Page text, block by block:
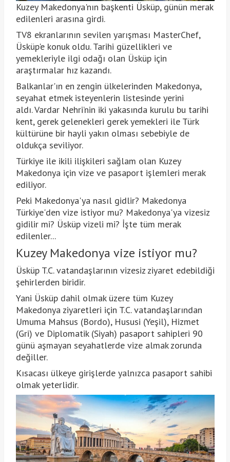
Kuzey Makedonya'nın başkenti Üsküp, günün merak
edilenleri arasına girdi.
TV8 ekranlarının sevilen yarışması MasterChef,
Üsküp'e konuk oldu. Tarihi güzellikleri ve
yemekleriyle ilgi odağı olan Üsküp için
araştırmalar hız kazandı.
Balkanlar'ın en zengin ülkelerinden Makedonya,
seyahat etmek isteyenlerin listesinde yerini
aldı. Vardar Nehri’nin iki yakasında kurulu bu tarihi
kent, gerek gelenekleri gerek yemekleri ile Türk
kültürüne bir hayli yakın olması sebebiyle de
oldukça seviliyor.
Türkiye ile ikili ilişkileri sağlam olan Kuzey
Makedonya için vize ve pasaport işlemleri merak
ediliyor.
Peki Makedonya'ya nasıl gidlir? Makedonya
Türkiye'den vize istiyor mu? Makedonya'ya vizesiz
gidilir mi? Üsküp vizeli mi? İşte tüm merak
edilenler...
Kuzey Makedonya vize istiyor mu?
Üsküp T.C. vatandaşlarının vizesiz ziyaret edebildiği
şehirlerden biridir.
Yani Üsküp dahil olmak üzere tüm Kuzey
Makedonya ziyaretleri için T.C. vatandaşlarından
Umuma Mahsus (Bordo), Hususi (Yeşil), Hizmet
(Gri) ve Diplomatik (Siyah) pasaport sahipleri 90
günü aşmayan seyahatlerde vize almak zorunda
değiller.
Kısacası ülkeye girişlerde yalnızca pasaport sahibi
olmak yeterlidir.